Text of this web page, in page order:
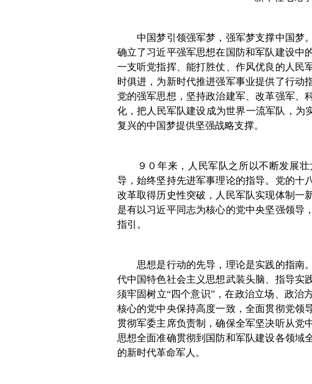
中国梦引领强军梦，强军梦支撑中国梦
确立了习近平强军思想在国防和军队建设中
一支听党指挥、能打胜仗、作风优良的人民
时俱进，为新时代推进强军事业提供了行动
党的强军思想，坚持政治建军、改革强军、
化，把人民军队建设成为世界一流军队，为
复兴的中国梦提供坚强战略支撑。
９０年来，人民军队之所以不断发展
导，始终坚持先进军事理论的指导。党的十
改革取得历史性突破，人民军队实现体制一
是有以习近平同志为核心的党中央坚强领导
指引。
思想是行动的先导，理论是实践的指南
代中国特色社会主义思想武装头脑、指导实
须牢固树立“四个意识”，在政治立场、政治
核心的党中央保持高度一致，全面贯彻党领
贯彻军委主席负责制，确保全军坚决听从党
思想全面准确贯彻到国防和军队建设各领域
的新时代革命军人。